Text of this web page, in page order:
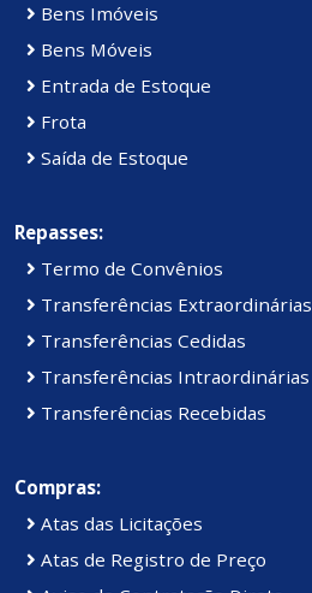
Bens Imóveis
Bens Móveis
Entrada de Estoque
Frota
Saída de Estoque
Repasses:
Termo de Convênios
Transferências Extraordinárias
Transferências Cedidas
Transferências Intraordinárias
Transferências Recebidas
Compras:
Atas das Licitações
Atas de Registro de Preço